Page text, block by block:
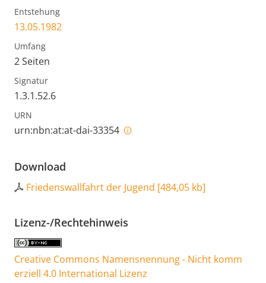
Entstehung
13.05.1982
Umfang
2 Seiten
Signatur
1.3.1.52.6
URN
urn:nbn:at:at-dai-33354
Download
Friedenswallfahrt der Jugend [484,05 kb]
Lizenz-/Rechtehinweis
Creative Commons Namensnennung - Nicht komm
erziell 4.0 International Lizenz